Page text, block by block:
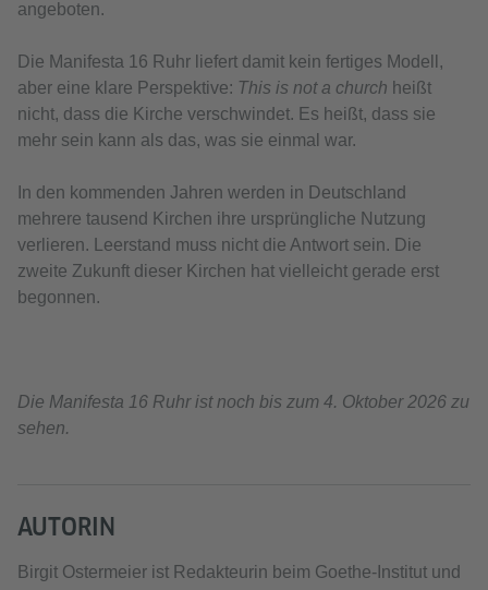
angeboten.
Die Manifesta 16 Ruhr liefert damit kein fertiges Modell,
aber eine klare Perspektive: This is not a church heißt
nicht, dass die Kirche verschwindet. Es heißt, dass sie
mehr sein kann als das, was sie einmal war.
In den kommenden Jahren werden in Deutschland
mehrere tausend Kirchen ihre ursprüngliche Nutzung
verlieren. Leerstand muss nicht die Antwort sein. Die
zweite Zukunft dieser Kirchen hat vielleicht gerade erst
begonnen.
Die Manifesta 16 Ruhr ist noch bis zum 4. Oktober 2026 zu
sehen.
AUTORIN
Birgit Ostermeier ist Redakteurin beim Goethe-Institut und